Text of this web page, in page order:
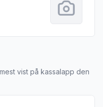
gård
vist på kassalapp den
Surret Frys